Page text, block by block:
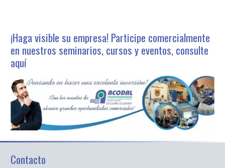
¡Haga visible su empresa! Participe comercialmente
en nuestros seminarios, cursos y eventos, consulte
aquí
Contacto